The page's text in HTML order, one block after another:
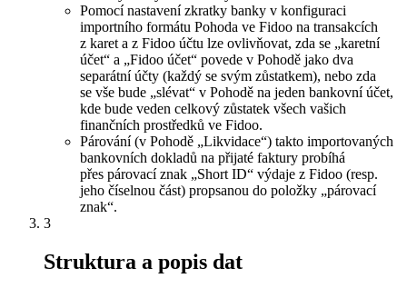
Pomocí nastavení zkratky banky v konfiguraci
importního formátu Pohoda ve Fidoo na transakcích
z karet a z Fidoo účtu lze ovlivňovat, zda se „karetní
účet“ a „Fidoo účet“ povede v Pohodě jako dva
separátní účty (každý se svým zůstatkem), nebo zda
se vše bude „slévat“ v Pohodě na jeden bankovní účet,
kde bude veden celkový zůstatek všech vašich
finančních prostředků ve Fidoo.
Párování (v Pohodě „Likvidace“) takto importovaných
bankovních dokladů na přijaté faktury probíhá
přes párovací znak „Short ID“ výdaje z Fidoo (resp.
jeho číselnou část) propsanou do položky „párovací
znak“.
3
Struktura a popis dat